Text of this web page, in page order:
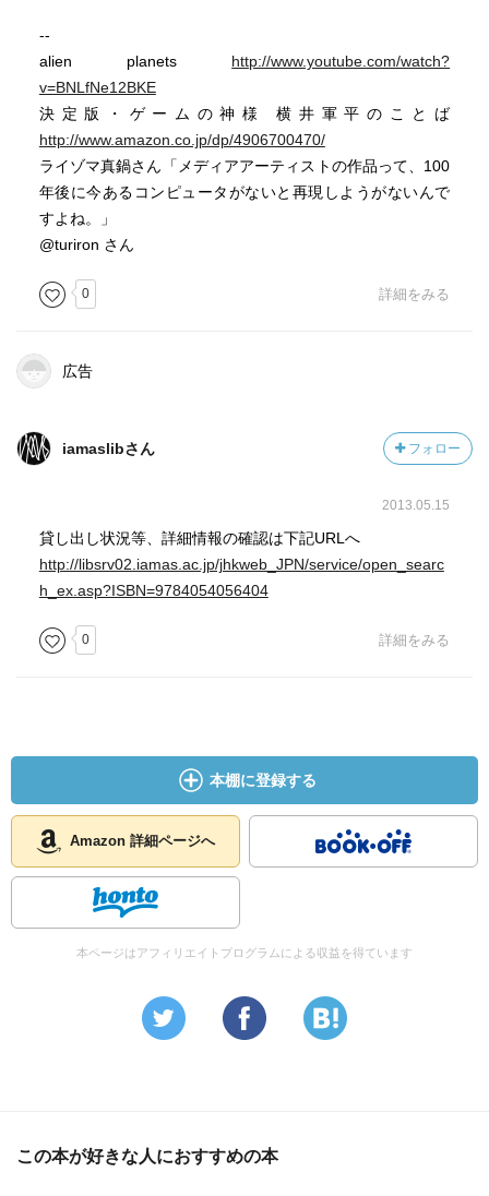
--
alien planets http://www.youtube.com/watch?
v=BNLfNe12BKE
決定版・ゲームの神様 横井軍平のことば
http://www.amazon.co.jp/dp/4906700470/
ライゾマ真鍋さん「メディアアーティストの作品って、100
年後に今あるコンピュータがないと再現しようがないんで
すよね。」
@turiron さん
0 詳細をみる
広告
iamaslibさん フォロー
2013.05.15
貸し出し状況等、詳細情報の確認は下記URLへ
http://libsrv02.iamas.ac.jp/jhkweb_JPN/service/open_searc
h_ex.asp?ISBN=9784054056404
0 詳細をみる
本棚に登録する
Amazon 詳細ページへ
本ページはアフィリエイトプログラムによる収益を得ています
この本が好きな人におすすめの本